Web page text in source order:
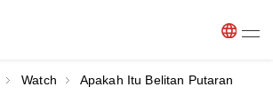
Watch
Apakah Itu Belitan Putaran